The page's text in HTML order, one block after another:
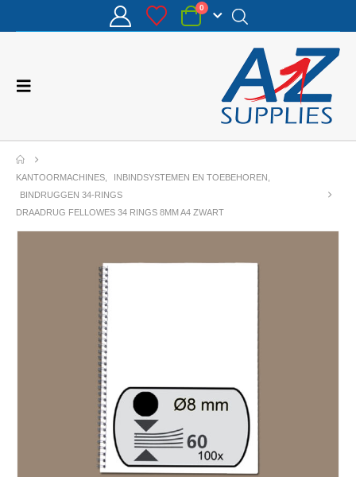
0
KANTOORMACHINES INBINDSYSTEMEN EN TOEBEHOREN
BINDRUGGEN 34-RINGS
DRAADRUG FELLOWES 34 RINGS 8MM A4 ZWART